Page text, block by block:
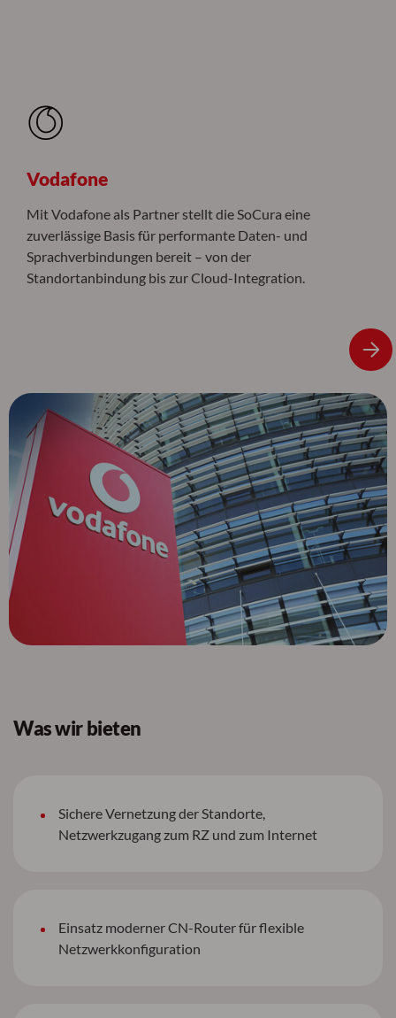
Vodafone
Mit Vodafone als Partner stellt die SoCura eine
zuverlässige Basis für performante Daten- und
Sprachverbindungen bereit – von der
Standortanbindung bis zur Cloud-Integration.
Was wir bieten
Sichere Vernetzung der Standorte,
Netzwerkzugang zum RZ und zum Internet
Einsatz moderner CN-Router für flexible
Netzwerkkonfiguration